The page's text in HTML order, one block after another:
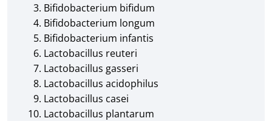
Bifidobacterium bifidum
Bifidobacterium longum
Bifidobacterium infantis
Lactobacillus reuteri
Lactobacillus gasseri
Lactobacillus acidophilus
Lactobacillus casei
Lactobacillus plantarum